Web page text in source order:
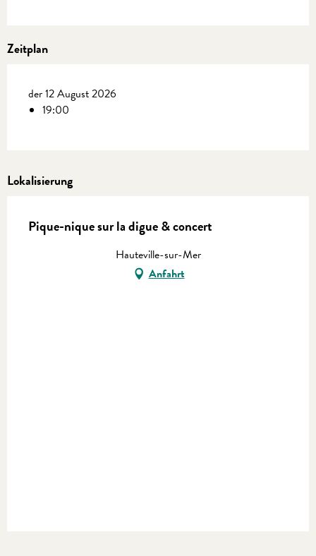
Zeitplan
der 12 August 2026
19:00
Lokalisierung
Pique-nique sur la digue & concert
Hauteville-sur-Mer
Anfahrt